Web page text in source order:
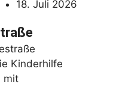
18. Juli 2026
Kinderhilfe
mit